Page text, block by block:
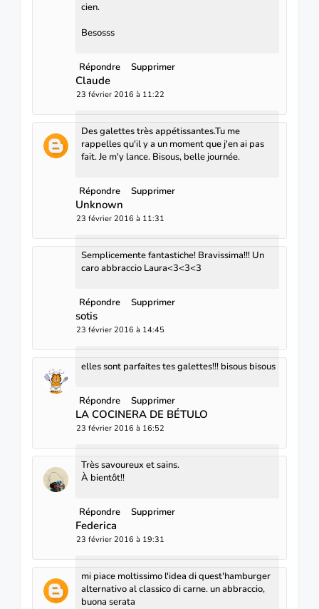
cien.
Besosss
Répondre Supprimer
Claude
23 février 2016 à 11:22
Des galettes très appétissantes.Tu me
rappelles qu'il y a un moment que j'en ai pas
fait. Je m'y lance. Bisous, belle journée.
Répondre Supprimer
Unknown
23 février 2016 à 11:31
Semplicemente fantastiche! Bravissima!!! Un
caro abbraccio Laura<3<3<3
Répondre Supprimer
sotis
23 février 2016 à 14:45
elles sont parfaites tes galettes!!! bisous bisous
Répondre Supprimer
LA COCINERA DE BÉTULO
23 février 2016 à 16:52
Très savoureux et sains.
À bientôt!!
Répondre Supprimer
Federica
23 février 2016 à 19:31
mi piace moltissimo l'idea di quest'hamburger
alternativo al classico di carne. un abbraccio,
buona serata